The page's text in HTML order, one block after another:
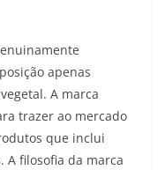
apenas
A marca
trazer ao mercado
que inclui
A filosofia da marca